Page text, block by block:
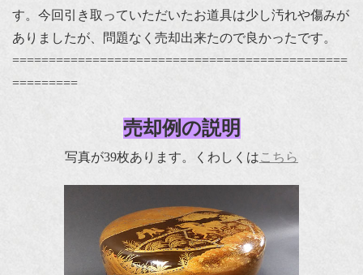
す。今回引き取っていただいたお道具は少し汚れや傷みが
ありましたが、問題なく売却出来たので良かったです。
==============================================
=========
売却例の説明
写真が39枚あります。くわしくはこちら